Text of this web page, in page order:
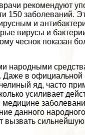
рекомендуют
150 заболеваний.
и
вирусы и
чеснок показан
народными
Даже в
яд, часто
усиливает
медицине
данного
вызвать